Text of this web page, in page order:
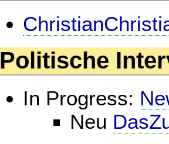
Politische
In Progress:
Neu